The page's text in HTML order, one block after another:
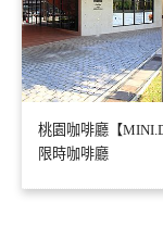
桃園咖啡廳【
限時咖啡廳